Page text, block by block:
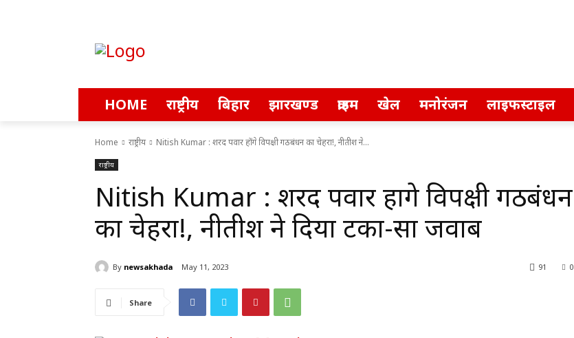
HOME राष्ट्रीय बिहार झारखण्ड क्राइम खेल मनोरंजन लाइफस्टाइल
Home राष्ट्रीय Nitish Kumar : शरद पवार होंगे विपक्षी गठबंधन का चेहरा!, नीतीश ने...
राष्ट्रीय
Nitish Kumar : शरद पवार होंगे विपक्षी गठबंधन
का चेहरा!, नीतीश ने दिया टका-सा जवाब
By newsakhada May 11, 2023 0
91
Share